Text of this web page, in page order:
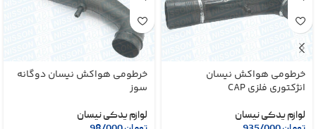
خرطومی هواکش نیسان
انژکتوری فلزی CAP
لوازم یدکی نیسان
خرطومی هواکش نیسان دوگانه
سوز
لوازم یدکی نیسان